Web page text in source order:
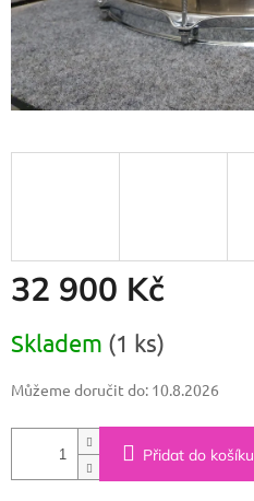
32 900 Kč
cena:
Skladem (1 ks)
Můžeme doručit do: 10.8.2026
Přidat do košíku